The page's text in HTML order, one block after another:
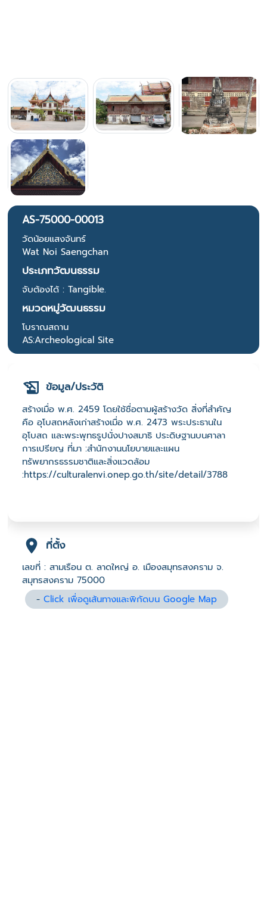
AS-75000-00013
วัดน้อยแสงจันทร์
Wat Noi Saengchan
ประเภทวัฒนธรรม
จับต้องได้ : Tangible.
หมวดหมู่วัฒนธรรม
โบราณสถาน
AS:Archeological Site
ข้อมูล/ประวัติ
สร้างเมื่อ พ.ศ. 2459 โดยใช้ชื่อตามผู้สร้างวัด สิ่งที่สำคัญ
คือ อุโบสถหลังเก่าสร้างเมื่อ พ.ศ. 2473 พระประธานใน
อุโบสถ และพระพุทธรูปนั่งปางสมาธิ ประดิษฐานบนศาลา
การเปรียญ ที่มา :สำนักงานนโยบายและแผน
ทรัพยากรธรรมชาติและสิ่งแวดล้อม
:https://culturalenvi.onep.go.th/site/detail/3788
ที่ตั้ง
เลขที่ : สามเรือน ต. ลาดใหญ่ อ. เมืองสมุทรสงคราม จ.
สมุทรสงคราม 75000
-Click เพื่อดูเส้นทางและพิกัดบน Google Map